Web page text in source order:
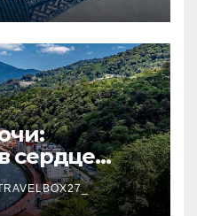
сердце
курорта